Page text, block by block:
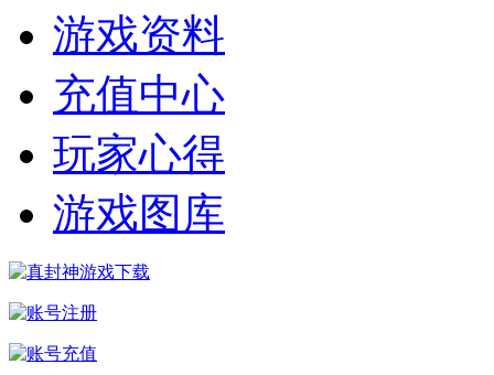
游戏资料
充值中心
玩家心得
游戏图库